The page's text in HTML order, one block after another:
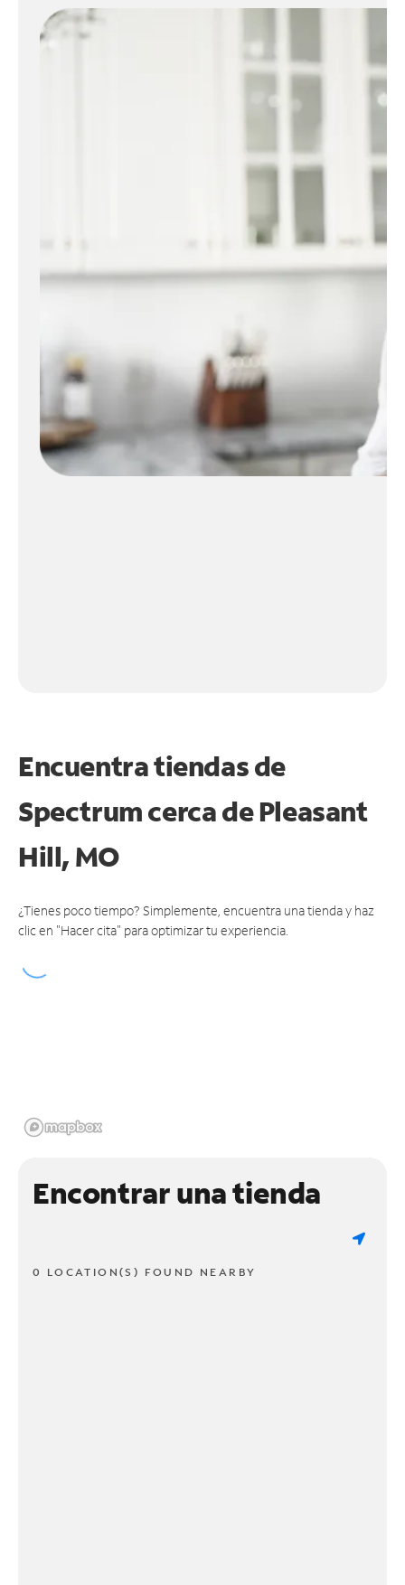
Encuentra tiendas de
Spectrum cerca dePleasant
Hill, MO
¿Tienes poco tiempo? Simplemente, encuentra una tienda y haz
clic en "Hacer cita" para optimizar tu experiencia.
Encontrar una tienda
0 LOCATION(S) FOUND NEARBY